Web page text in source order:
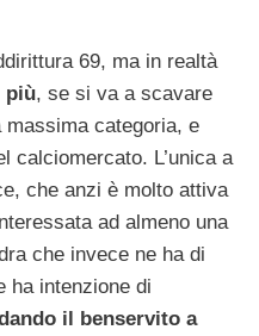
69, ma in realtà
più, se si va a scavare
categoria, e
calciomercato. L’unica a
che anzi è molto attiva
ad almeno una
che invece ne ha di
ha intenzione di
il benservito a